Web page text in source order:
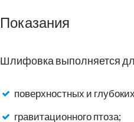
Показания
Шлифовка выполняется
поверхностных и
гравитационного птоза;